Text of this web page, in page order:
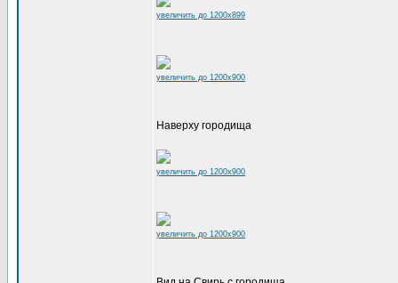
увеличить до 1200x899
увеличить до 1200x900
Наверху городища
увеличить до 1200x900
увеличить до 1200x900